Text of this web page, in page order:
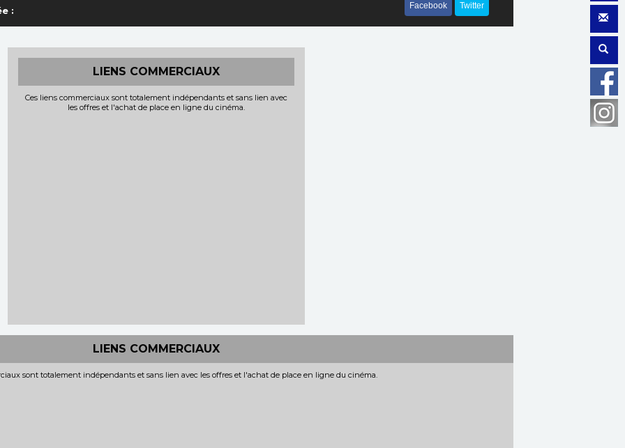
: Facebook Twitter
LIENS COMMERCIAUX
Ces liens commerciaux sont totalement indépendants et sans lien avec
les offres et l'achat de place en ligne du cinéma.
LIENS COMMERCIAUX
sont totalement indépendants et sans lien avec les offres et l'achat de place en ligne du cinéma.